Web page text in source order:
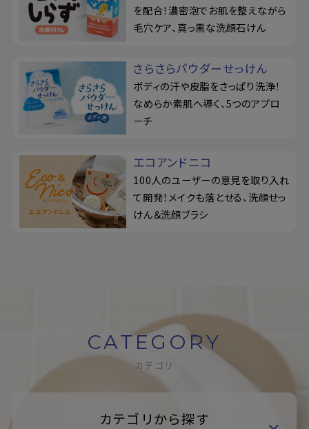
を配合！濃密泡でお肌を整えながら
毛穴ケア、真っ黒な洗顔石けん
さらさらパウダーせっけん
ボディの汗や皮脂をさっぱり洗浄！
なめらか素肌へ導く、5つのアプロ
ーチ
エコアンドニコ
100人のユーザーの意見を取り入れ
て開発！メイクも落とせる、洗顔せっ
けん＆洗顔ブラシ
CATEGORY
カテゴリ
カテゴリから探す